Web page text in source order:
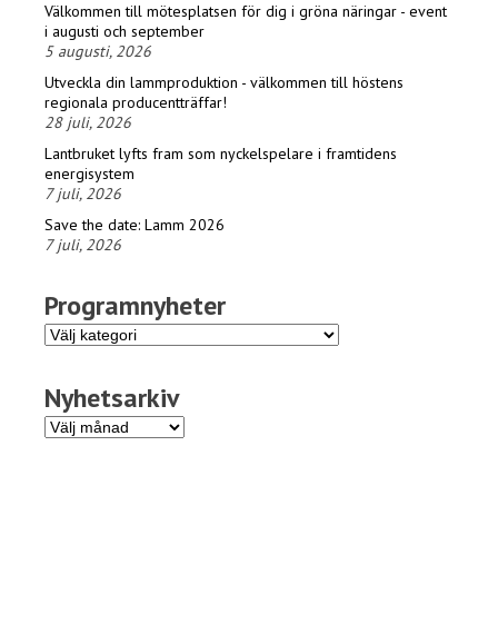
Välkommen till mötesplatsen för dig i gröna näringar - event
i augusti och september
5 augusti, 2026
Utveckla din lammproduktion - välkommen till höstens
regionala producentträffar!
28 juli, 2026
Lantbruket lyfts fram som nyckelspelare i framtidens
energisystem
7 juli, 2026
Save the date: Lamm 2026
7 juli, 2026
Programnyheter
Programnyheter
Nyhetsarkiv
Nyhetsarkiv